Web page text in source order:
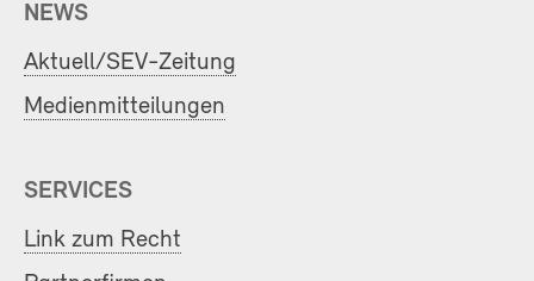
NEWS
Aktuell/SEV-Zeitung
Medienmitteilungen
SERVICES
Link zum Recht